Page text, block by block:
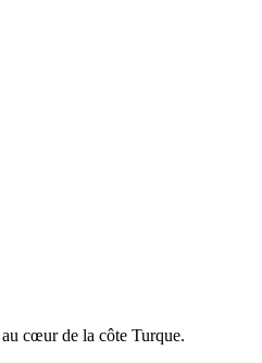
au cœur de la côte Turque.